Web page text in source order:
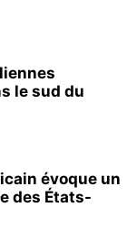
le sud du
évoque un
des États-